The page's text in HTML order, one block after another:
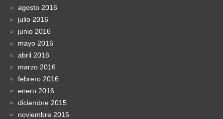
agosto 2016
julio 2016
junio 2016
mayo 2016
abril 2016
marzo 2016
febrero 2016
enero 2016
diciembre 2015
noviembre 2015